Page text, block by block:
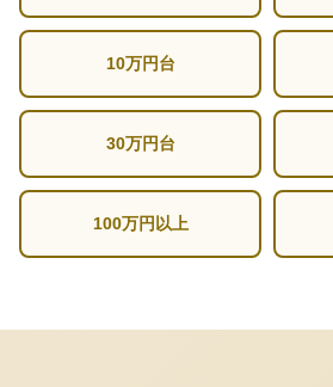
10万円台
30万円台
100万円以上